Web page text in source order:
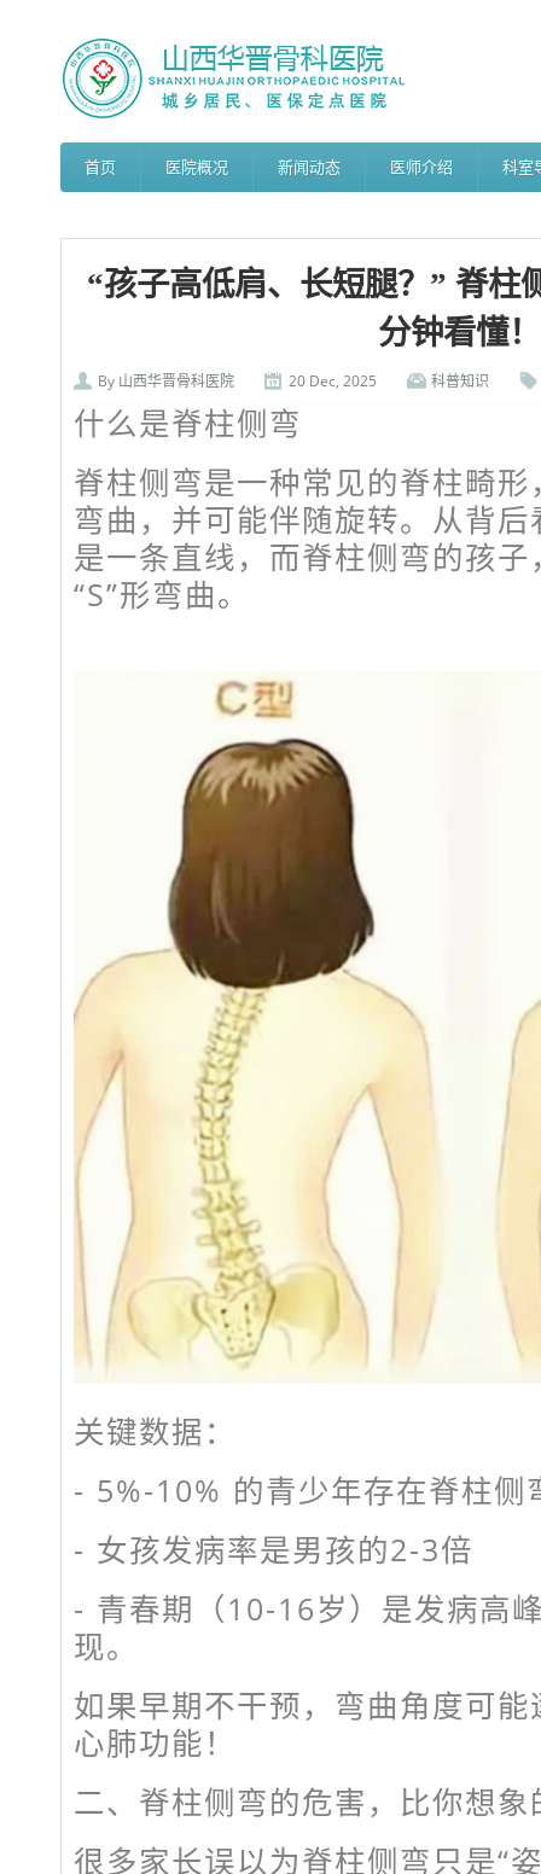
首页 医院概况 新闻动态 医师介绍 科室
“孩子高低肩、长短腿？” 脊柱
分钟看懂！
By 山西华晋骨科医院 20 Dec, 2025 科普知识
什么是脊柱侧弯
脊柱侧弯是一种常见的脊柱畸
弯曲，并可能伴随旋转。从背
是一条直线，而脊柱侧弯的孩子
“S”形弯曲。
关键数据：
- 5%-10% 的青少年存在脊柱
- 女孩发病率是男孩的2-3倍
- 青春期（10-16岁）是发病高
现。
如果早期不干预，弯曲角度可
心肺功能！
二、脊柱侧弯的危害，比你想
很多家长误以为脊柱侧弯只是“